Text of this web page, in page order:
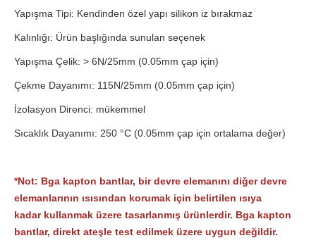
Yapışma Tipi: Kendinden özel yapı silikon iz bırakmaz
Kalınlığı: Ürün başlığında sunulan seçenek
Yapışma Çelik: > 6N/25mm (0.05mm çap için)
Çekme Dayanımı: 115N/25mm (0.05mm çap için)
İzolasyon Direnci: mükemmel
Sıcaklık Dayanımı: 250 °C (0.05mm çap için ortalama değer)
*Not: Bga kapton bantlar, bir devre elemanını diğer devre
elemanlarının ısısından korumak için belirtilen ısıya
kadar kullanmak üzere tasarlanmış ürünlerdir. Bga kapton
bantlar, direkt ateşle test edilmek üzere uygun değildir.